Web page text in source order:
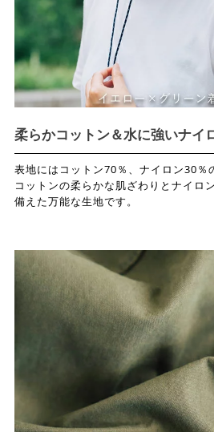
柔らかコットン＆水に強いナイ
表地にはコットン70％、ナイロン30％
コットンの柔らかな肌ざわりとナイロ
備えた万能な生地です。